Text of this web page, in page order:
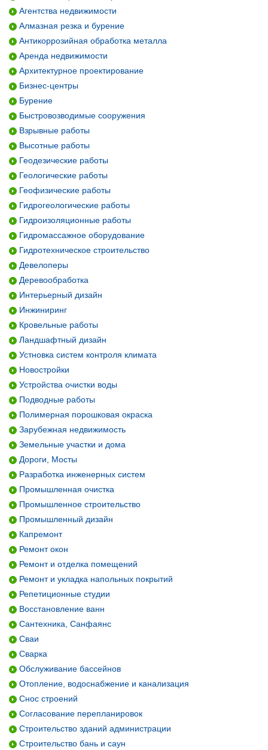
Агентства недвижимости
Алмазная резка и бурение
Антикоррозийная обработка металла
Аренда недвижимости
Архитектурное проектирование
Бизнес-центры
Бурение
Быстровозводимые сооружения
Взрывные работы
Высотные работы
Геодезические работы
Геологические работы
Геофизические работы
Гидрогеологические работы
Гидроизоляционные работы
Гидромассажное оборудование
Гидротехническое строительство
Девелоперы
Деревообработка
Интерьерный дизайн
Инжиниринг
Кровельные работы
Ландшафтный дизайн
Устновка систем контроля климата
Новостройки
Устройства очистки воды
Подводные работы
Полимерная порошковая окраска
Зарубежная недвижимость
Земельные участки и дома
Дороги, Мосты
Разработка инженерных систем
Промышленная очистка
Промышленное строительство
Промышленный дизайн
Капремонт
Ремонт окон
Ремонт и отделка помещений
Ремонт и укладка напольных покрытий
Репетиционные студии
Восстановление ванн
Сантехника, Санфаянс
Сваи
Сварка
Обслуживание бассейнов
Отопление, водоснабжение и канализация
Снос строений
Согласование перепланировок
Строительство зданий администрации
Строительство бань и саун